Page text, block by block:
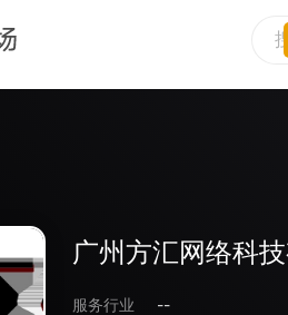
广州方汇网络科
服务行业
--